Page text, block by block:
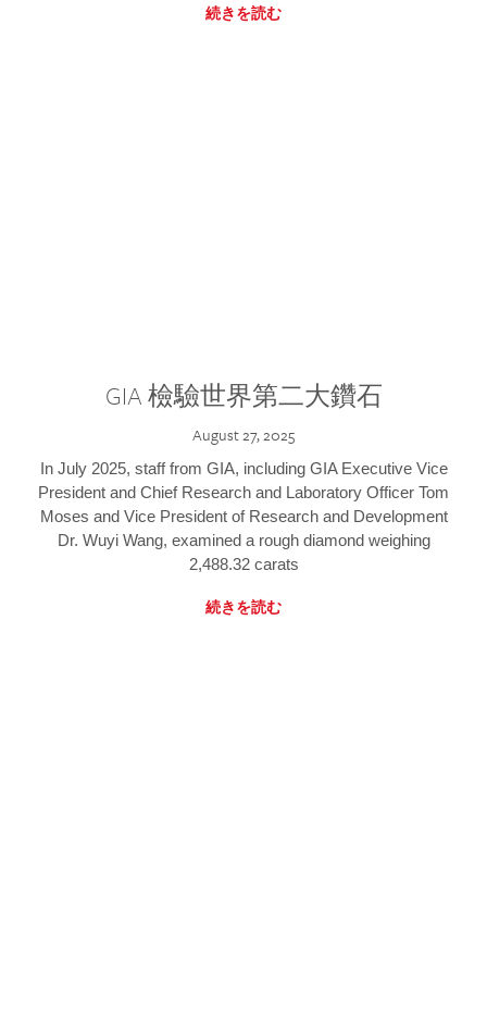
続きを読む
GIA 檢驗世界第二大鑽石
August 27, 2025
In July 2025, staff from GIA, including GIA Executive Vice
President and Chief Research and Laboratory Officer Tom
Moses and Vice President of Research and Development
Dr. Wuyi Wang, examined a rough diamond weighing
2,488.32 carats
続きを読む